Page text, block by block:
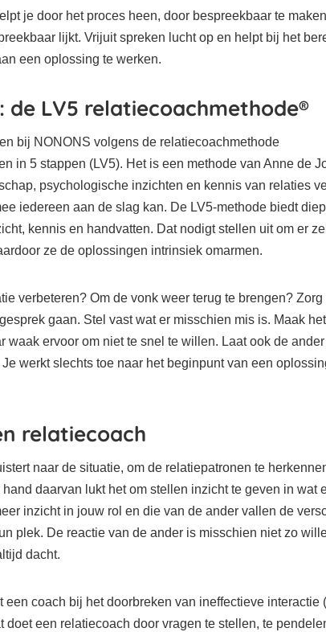
je door het proces heen, door bespreekbaar te
lijkt. Vrijuit spreken lucht op en helpt bij het
een oplossing te werken.
de LV5 relatiecoachmethode®
bij NONONS volgens de relatiecoachmethode
in 5 stappen (LV5). Het is een methode van Anne de
psychologische inzichten en kennis van relaties
iedereen aan de slag kan. De LV5-methode biedt
kennis en handvatten. Dat nodigt stellen uit om er
ze de oplossingen intrinsiek omarmen.
verbeteren? Om de vonk weer terug te brengen? Zorg
gaan. Stel vast wat er misschien mis is. Maak het
waak ervoor om niet te snel te willen. Laat ook de
werkt slechts toe naar het beginpunt van een
relatiecoach
naar de situatie, om de relatiepatronen te
daarvan lukt het om stellen inzicht te geven in wat
inzicht in jouw rol en die van de ander vallen de
plek. De reactie van de ander is misschien niet zo
dacht.
een coach bij het doorbreken van ineffectieve interactie
doet een relatiecoach door vragen te stellen, te